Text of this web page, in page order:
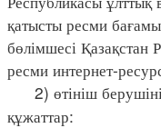
қатысты ресми
бөлімшесі Қазақстан
ресми интернет-
2) өтініш
құжаттар: